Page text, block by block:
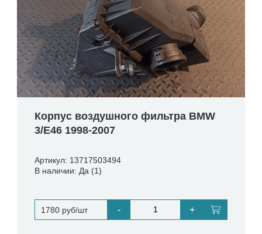
Корпус воздушного фильтра BMW
3/E46 1998-2007
Артикул: 13717503494
В наличии: Да (1)
1780 руб/шт - +